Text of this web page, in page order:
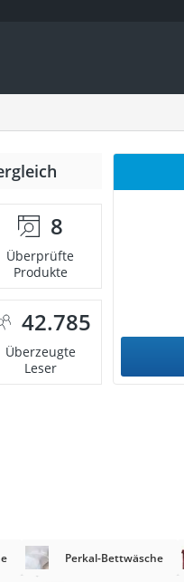
8
Überprüfte
Produkte
42.785
Überzeugte
Leser
Perkal-Bettwäsche